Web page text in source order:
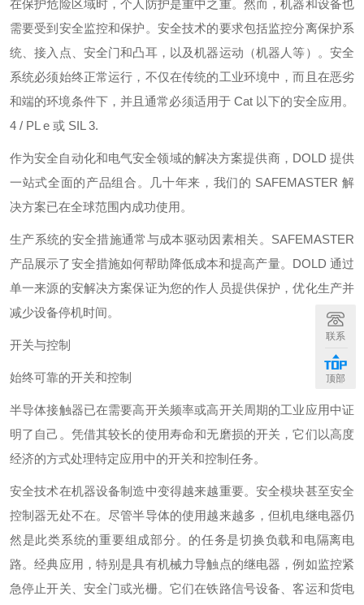
在保护危险区域时，个人防护是重中之重。然而，机器和设备也
需要受到安全监控和保护。安全技术的要求包括监控分离保护系
统、接入点、安全门和凸耳，以及机器运动（机器人等）。安全
系统必须始终正常运行，不仅在传统的工业环境中，而且在恶劣
和端的环境条件下，并且通常必须适用于 Cat 以下的安全应用。
4 / PL e 或 SIL 3.
作为安全自动化和电气安全领域的解决方案提供商，DOLD 提供
一站式全面的产品组合。几十年来，我们的 SAFEMASTER 解
决方案已在全球范围内成功使用。
生产系统的安全措施通常与成本驱动因素相关。SAFEMASTER
产品展示了安全措施如何帮助降低成本和提高产量。DOLD 通过
单一来源的安解决方案保证为您的作人员提供保护，优化生产并
减少设备停机时间。
开关与控制
始终可靠的开关和控制
半导体接触器已在需要高开关频率或高开关周期的工业应用中证
明了自己。凭借其较长的使用寿命和无磨损的开关，它们以高度
经济的方式处理特定应用中的开关和控制任务。
安全技术在机器设备制造中变得越来越重要。安全模块甚至安全
控制器无处不在。尽管半导体的使用越来越多，但机电继电器仍
然是此类系统的重要组成部分。的任务是切换负载和电隔离电
路。经典应用，特别是具有机械力导触点的继电器，例如监控紧
急停止开关、安全门或光栅。它们在铁路信号设备、客运和货电
联系
顶部